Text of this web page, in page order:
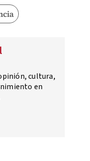
cultura,
en